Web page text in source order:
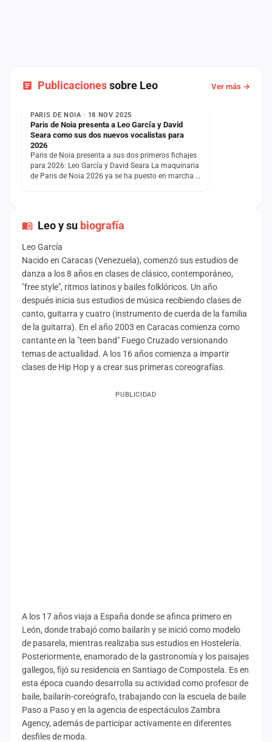
Publicacionessobre Leo Ver más →
NOTICIA
PARIS DE NOIA · 18 NOV 2025
Paris de Noia presenta a Leo García y David
Seara como sus dos nuevos vocalistas para
2026
Paris de Noia presenta a sus dos primeros fichajes
para 2026: Leo García y David Seara La maquinaria
de Paris de Noia 2026 ya se ha puesto en marcha y
Leo y su biografía
Leo García
Nacido en Caracas (Venezuela), comenzó sus estudios de
danza a los 8 años en clases de clásico, contemporáneo,
"free style", ritmos latinos y bailes folklóricos. Un año
después inicia sus estudios de música recibiendo clases de
canto, guitarra y cuatro (instrumento de cuerda de la familia
de la guitarra). En el año 2003 en Caracas comienza como
cantante en la "teen band" Fuego Cruzado versionando
temas de actualidad. A los 16 años comienza a impartir
clases de Hip Hop y a crear sus primeras coreografías.
PUBLICIDAD
A los 17 años viaja a España donde se afinca primero en
León, donde trabajó como bailarín y se inició como modelo
de pasarela, mientras realizaba sus estudios en Hostelería.
Posteriormente, enamorado de la gastronomía y los paisajes
gallegos, fijó su residencia en Santiago de Compostela. Es en
esta época cuando desarrolla su actividad como profesor de
baile, bailarín-coreógrafo, trabajando con la escuela de baile
Paso a Paso y en la agencia de espectáculos Zambra
Agency, además de participar activamente en diferentes
desfiles de moda.